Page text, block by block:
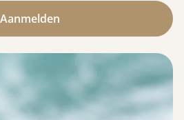
Aanmelden